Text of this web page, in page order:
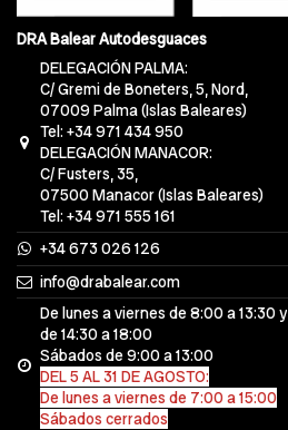
DRA Balear Autodesguaces
DELEGACIÓN PALMA:
C/ Gremi de Boneters, 5, Nord,
07009 Palma (Islas Baleares)
Tel: +34 971 434 950
DELEGACIÓN MANACOR:
C/ Fusters, 35,
07500 Manacor (Islas Baleares)
Tel: +34 971 555 161
+34 673 026 126
info@drabalear.com
De lunes a viernes de 8:00 a 13:30 y
de 14:30 a 18:00
Sábados de 9:00 a 13:00
DEL 5 AL 31 DE AGOSTO:
De lunes a viernes de 7:00 a 15:00
Sábados cerrados